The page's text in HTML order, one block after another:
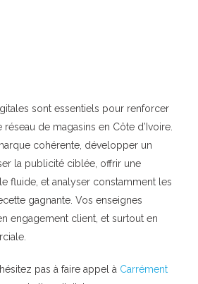
sont essentiels pour renforcer
de magasins en Côte d’Ivoire.
cohérente, développer un
la publicité ciblée, offrir une
fluide, et analyser constamment les
gagnante. Vos enseignes
engagement client, et surtout en
pas à faire appel à Carrément